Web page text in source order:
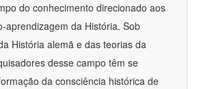
do conhecimento direcionado aos
aprendizagem da História. Sob
História alemã e das teorias da
desse campo têm se
da consciência histórica de